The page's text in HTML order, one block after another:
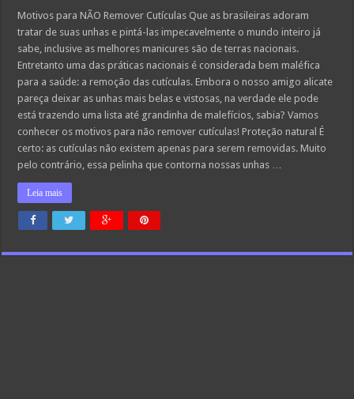
Motivos para NÃO Remover Cutículas Que as brasileiras adoram
tratar de suas unhas e pintá-las impecavelmente o mundo inteiro já
sabe, inclusive as melhores manicures são de terras nacionais.
Entretanto uma das práticas nacionais é considerada bem maléfica
para a saúde: a remoção das cutículas. Embora o nosso amigo alicate
pareça deixar as unhas mais belas e vistosas, na verdade ele pode
está trazendo uma lista até grandinha de malefícios, sabia? Vamos
conhecer os motivos para não remover cutículas! Proteção natural É
certo: as cutículas não existem apenas para serem removidas. Muito
pelo contrário, essa pelinha que contorna nossas unhas …
Leia mais